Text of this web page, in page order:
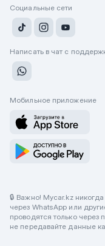
Социальные сети
Написать в чат с
Мобильное приложение
🔒 Важно! Mycar.kz
через WhatsApp или
проводятся только через
не передавайте данные